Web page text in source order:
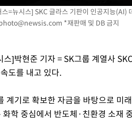
=뉴시스] SKC 글라스 기판이 인공지능(AI)
*재판매 및 DB 금지
스]박현준 기자 = SK그룹 계열사
도를 내고 있다.
계기로 확보한 자금을 바탕으로 미
화학 중심에서 반도체·친환경 소재